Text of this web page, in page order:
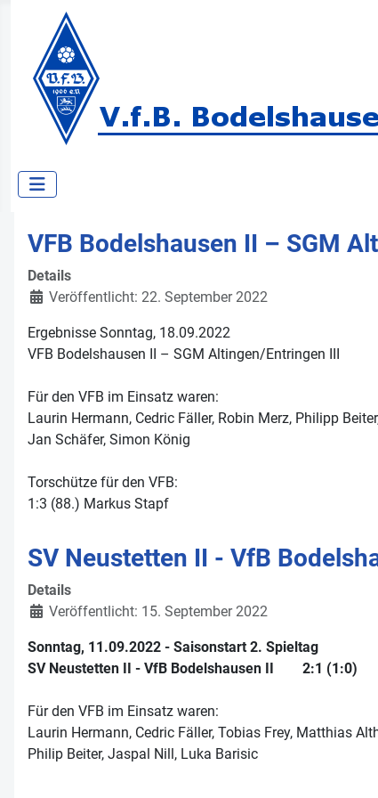
VFB Bodelshausen II – SGM
Details
Veröffentlicht: 22. September 2022
Ergebnisse Sonntag, 18.09.2022
VFB Bodelshausen II – SGM Altingen/Entringen III
Für den VFB im Einsatz waren:
Laurin Hermann, Cedric Fäller, Robin Merz, Philipp
Jan Schäfer, Simon König
Torschütze für den VFB:
1:3 (88.) Markus Stapf
SV Neustetten II - VfB
Details
Veröffentlicht: 15. September 2022
Sonntag, 11.09.2022 - Saisonstart 2. Spieltag
SV Neustetten II - VfB Bodelshausen II 2:1 (1:0)
Für den VFB im Einsatz waren:
Laurin Hermann, Cedric Fäller, Tobias Frey, Matthias
Philip Beiter, Jaspal Nill, Luka Barisic